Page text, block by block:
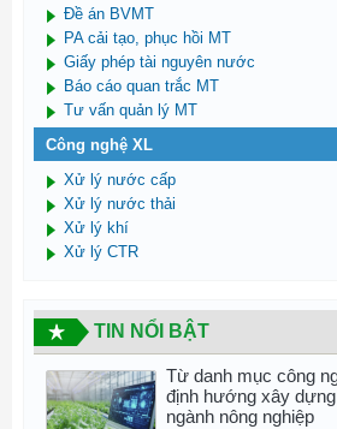
Đề án BVMT
PA cải tạo, phục hồi MT
Giấy phép tài nguyên nước
Báo cáo quan trắc MT
Tư vấn quản lý MT
Công nghệ XL
Xử lý nước cấp
Xử lý nước thải
Xử lý khí
Xử lý CTR
TIN NỔI BẬT
Từ danh mục công
định hướng xây
ngành nông nghiệp